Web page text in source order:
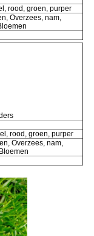
rood, groen, purper
Overzees, nam,
rood, groen, purper
Overzees, nam,